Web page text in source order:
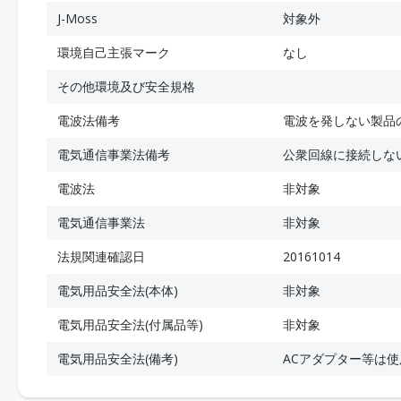
J-Moss
対象外
環境自己主張マーク
なし
その他環境及び安全規格
電波法備考
電波を発しない製品
電気通信事業法備考
公衆回線に接続しな
電波法
非対象
電気通信事業法
非対象
法規関連確認日
20161014
電気用品安全法(本体)
非対象
電気用品安全法(付属品等)
非対象
電気用品安全法(備考)
ACアダプター等は